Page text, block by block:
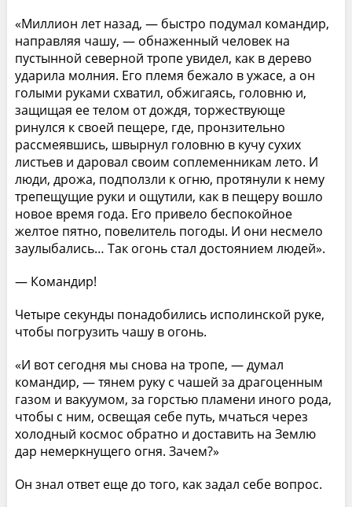
«Миллион лет назад, — быстро подумал командир,
направляя чашу, — обнаженный человек на
пустынной северной тропе увидел, как в дерево
ударила молния. Его племя бежало в ужасе, а он
голыми руками схватил, обжигаясь, головню и,
защищая ее телом от дождя, торжествующе
ринулся к своей пещере, где, пронзительно
рассмеявшись, швырнул головню в кучу сухих
листьев и даровал своим соплеменникам лето. И
люди, дрожа, подползли к огню, протянули к нему
трепещущие руки и ощутили, как в пещеру вошло
новое время года. Его привело беспокойное
желтое пятно, повелитель погоды. И они несмело
заулыбались… Так огонь стал достоянием людей».
— Командир!
Четыре секунды понадобились исполинской руке,
чтобы погрузить чашу в огонь.
«И вот сегодня мы снова на тропе, — думал
командир, — тянем руку с чашей за драгоценным
газом и вакуумом, за горстью пламени иного рода,
чтобы с ним, освещая себе путь, мчаться через
холодный космос обратно и доставить на Землю
дар немеркнущего огня. Зачем?»
Он знал ответ еще до того, как задал себе вопрос.